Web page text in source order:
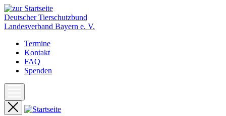
Deutscher Tierschutzbund
Landesverband Bayern e. V.
Termine
Kontakt
FAQ
Spenden